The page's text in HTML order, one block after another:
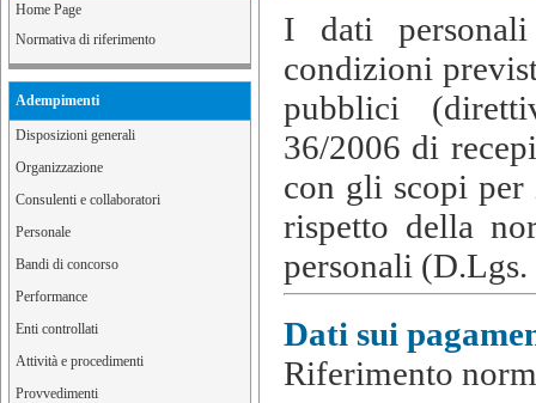
Home Page
Normativa di riferimento
Adempimenti
Disposizioni generali
Organizzazione
Consulenti e collaboratori
Personale
Bandi di concorso
Performance
Enti controllati
Attività e procedimenti
Provvedimenti
I dati
condizioni
pubblici
36/2006 di
con gli scopi
rispetto della
personali
Dati sui
Riferimento